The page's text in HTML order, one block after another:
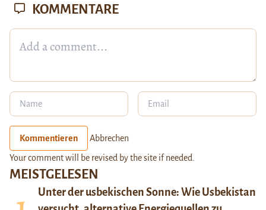
MEISTGELESEN
Unter der usbekischen Sonne: Wie Usbekistan
KOMMENTARE
Kommentieren Abbrechen
Your comment will be revised by the site if needed.